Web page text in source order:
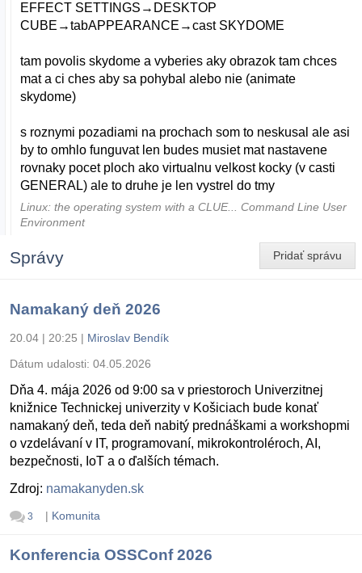
EFFECT SETTINGS→DESKTOP
CUBE→tabAPPEARANCE→cast SKYDOME
tam povolis skydome a vyberies aky obrazok tam chces
mat a ci ches aby sa pohybal alebo nie (animate
skydome)
s roznymi pozadiami na prochach som to neskusal ale asi
by to omhlo funguvat len budes musiet mat nastavene
rovnaky pocet ploch ako virtualnu velkost kocky (v casti
GENERAL) ale to druhe je len vystrel do tmy
Linux: the operating system with a CLUE... Command Line User
Environment
Pridať správu
Správy
Namakaný deň 2026
20.04 | 20:25 | Miroslav Bendík
Dátum udalosti: 04.05.2026
Dňa 4. mája 2026 od 9:00 sa v priestoroch Univerzitnej
knižnice Technickej univerzity v Košiciach bude konať
namakaný deň, teda deň nabitý prednáškami a workshopmi
o vzdelávaní v IT, programovaní, mikrokontroléroch, AI,
bezpečnosti, IoT a o ďalších témach.
Zdroj: namakanyden.sk
3 | Komunita
Konferencia OSSConf 2026